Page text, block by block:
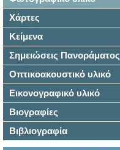
Χάρτες
Κείμενα
Σημειώσεις Πανοράματος
Οπτικοακουστικό υλικό
Εικονογραφικό υλικό
Βιογραφίες
Βιβλιογραφία